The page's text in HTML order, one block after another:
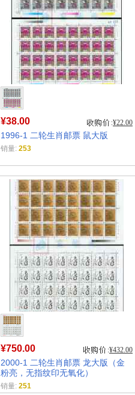
¥38.00 ¥22.00
1996-1 二轮生肖邮票 鼠大版
销量: 253
¥750.00 ¥432.00
2000-1 二轮生肖邮票 龙大版（金
粉亮，无指纹印无氧化）
销量: 251